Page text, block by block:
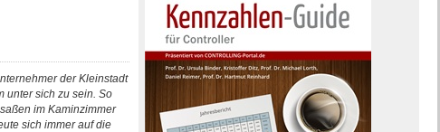
der Kleinstadt
unter sich zu sein. So
im Kaminzimmer
sich immer auf die